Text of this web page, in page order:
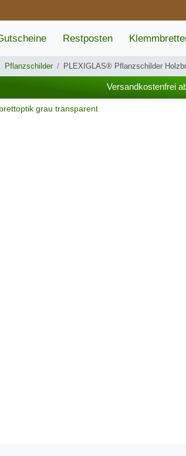
Restposten
Pflanzschilder PLEXIGLAS® Pflanzschilder
Versandkostenfrei